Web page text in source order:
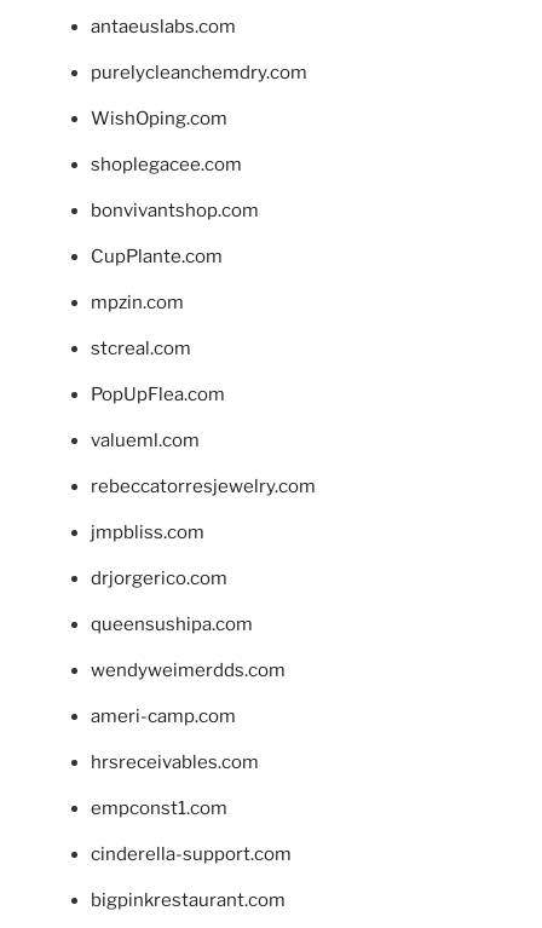
antaeuslabs.com
purelycleanchemdry.com
WishOping.com
shoplegacee.com
bonvivantshop.com
CupPlante.com
mpzin.com
stcreal.com
PopUpFlea.com
valueml.com
rebeccatorresjewelry.com
jmpbliss.com
drjorgerico.com
queensushipa.com
wendyweimerdds.com
ameri-camp.com
hrsreceivables.com
empconst1.com
cinderella-support.com
bigpinkrestaurant.com